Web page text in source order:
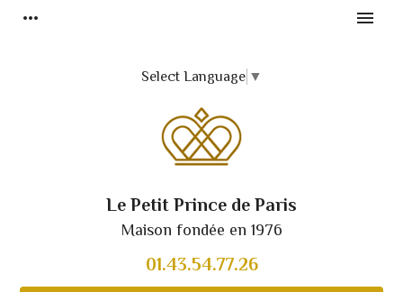
more_horiz menu
Select Language ▼
Le Petit Prince de Paris
Maison fondée en 1976
01.43.54.77.26